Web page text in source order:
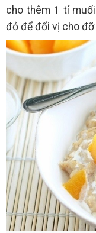
cho thêm 1 tí
đỏ để đổi vị cho đỡ